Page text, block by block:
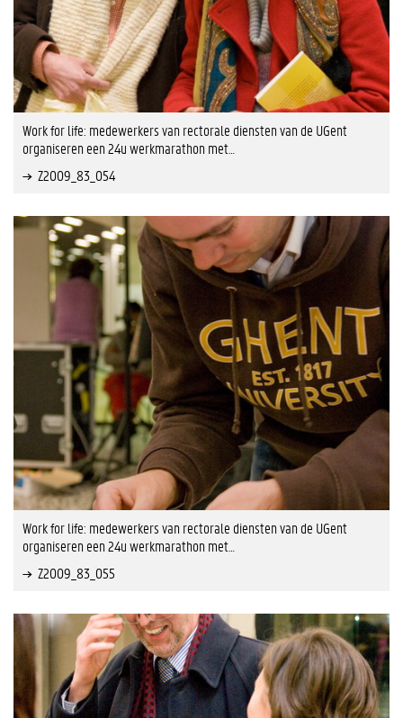
Work for life: medewerkers van rectorale diensten van de UGent
organiseren een 24u werkmarathon met…
Z2009_83_054
Work for life: medewerkers van rectorale diensten van de UGent
organiseren een 24u werkmarathon met…
Z2009_83_055